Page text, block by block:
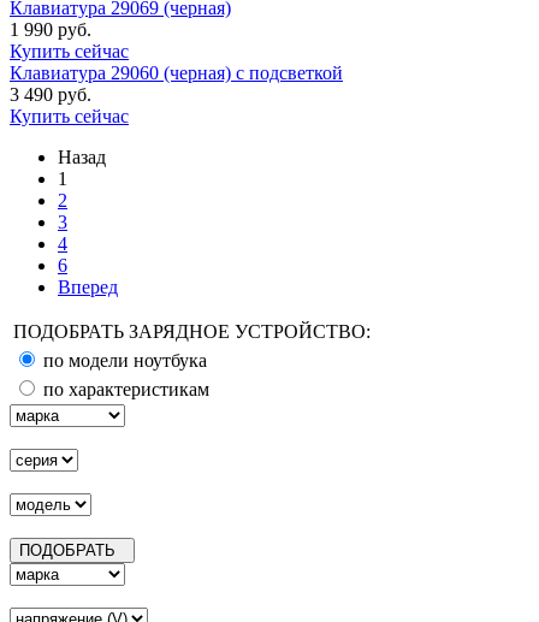
Клавиатура 29069 (черная)
1 990 руб.
Купить сейчас
Клавиатура 29060 (черная) с подсветкой
3 490 руб.
Купить сейчас
Назад
1
2
3
4
6
Вперед
ПОДОБРАТЬ ЗАРЯДНОЕ УСТРОЙСТВО:
по модели ноутбука
по характеристикам